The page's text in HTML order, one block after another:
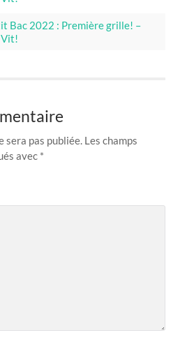
Bac 2022 : Première grille! –
Vit!
sera pas publiée. Les champs
avec *